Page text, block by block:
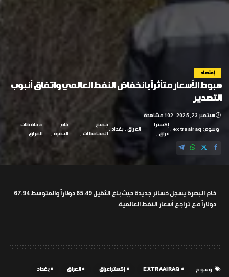
إقتصاد
هبوط الأسعار متأثراً بانخفاض النفط العالمي واتفاق أنبوب
التصدير
سبتمبر 23, 2025 102 مشاهدة
وسوم: extraairaq
إكسترا
عراق
العراق بغداد
جميع
المحافظات
خام
البصرة
محافظات
العراق
خام البصرة يسجل خسائر جديدة حيث بلغ الثقيل 65.49 دولاراً والمتوسط 67.94
دولاراً مع تراجع أسعار النفط العالمية.
وسوم: EXTRAAIRAQ إكسترا عراق العراق بغداد